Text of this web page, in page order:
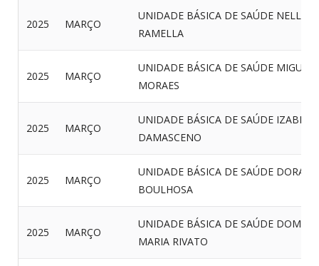
2025 MARÇO
UNIDADE BÁSICA DE SAÚDE NELLA
RAMELLA
2025 MARÇO
UNIDADE BÁSICA DE SAÚDE MIGUEL
MORAES
2025 MARÇO
UNIDADE BÁSICA DE SAÚDE IZABEL
DAMASCENO
2025 MARÇO
UNIDADE BÁSICA DE SAÚDE
BOULHOSA
2025 MARÇO
UNIDADE BÁSICA DE SAÚDE DOM
MARIA RIVATO